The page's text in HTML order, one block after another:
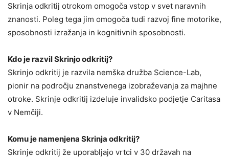
Skrinja odkritij otrokom omogoča vstop v svet naravnih
znanosti. Poleg tega jim omogoča tudi razvoj fine motorike,
sposobnosti izražanja in kognitivnih sposobnosti.
Kdo je razvil Skrinjo odkritij?
Skrinjo odkritij je razvila nemška družba Science-Lab,
pionir na področju znanstvenega izobraževanja za majhne
otroke. Skrinje odkritij izdeluje invalidsko podjetje Caritasa
v Nemčiji.
Komu je namenjena Skrinja odkritij?
Skrinje odkritij že uporabljajo vrtci v 30 državah na